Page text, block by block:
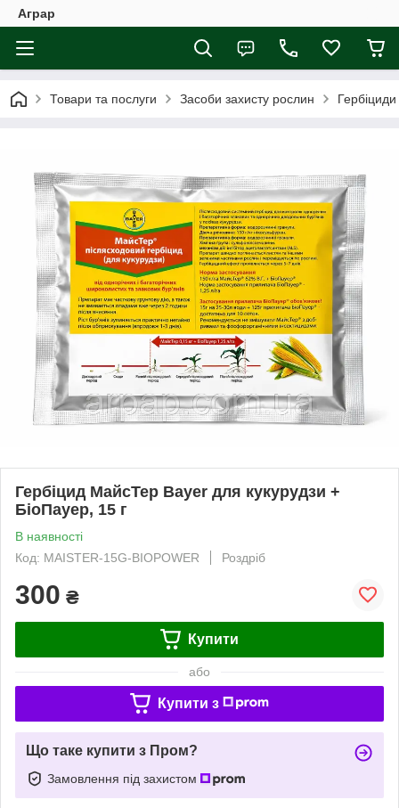
Аграр
Товари та послуги Засоби захисту рослин Гербіциди
Гербіцид МайсТер Bayer для кукурудзи +
БіоПауер, 15 г
В наявності
Код: MAISTER-15G-BIOPOWER
Роздріб
300 ₴
Купити
або
Купити з
Що таке купити з Пром?
Замовлення під захистом